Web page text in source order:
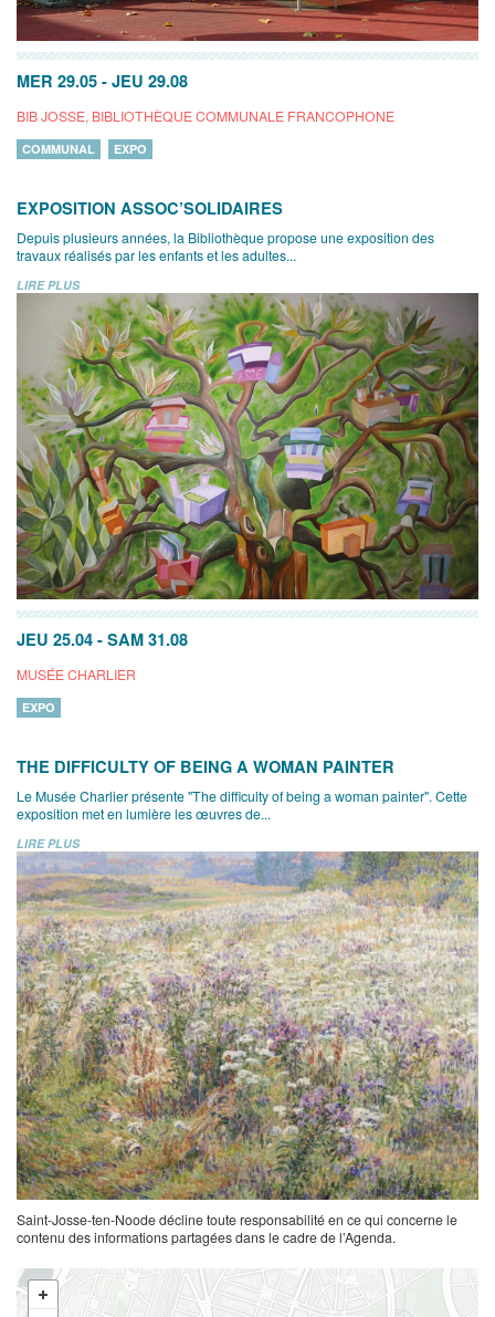
MER 29.05 - JEU 29.08
BIB JOSSE, BIBLIOTHÈQUE COMMUNALE FRANCOPHONE
COMMUNAL EXPO
EXPOSITION ASSOC’SOLIDAIRES
Depuis plusieurs années, la Bibliothèque propose une exposition des
travaux réalisés par les enfants et les adultes...
LIRE PLUS
JEU 25.04 - SAM 31.08
MUSÉE CHARLIER
EXPO
THE DIFFICULTY OF BEING A WOMAN PAINTER
Le Musée Charlier présente "The difficulty of being a woman painter". Cette
exposition met en lumière les œuvres de...
LIRE PLUS
Saint-Josse-ten-Noode décline toute responsabilité en ce qui concerne le
contenu des informations partagées dans le cadre de l’Agenda.